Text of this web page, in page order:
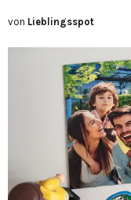
von Lieblingsspot